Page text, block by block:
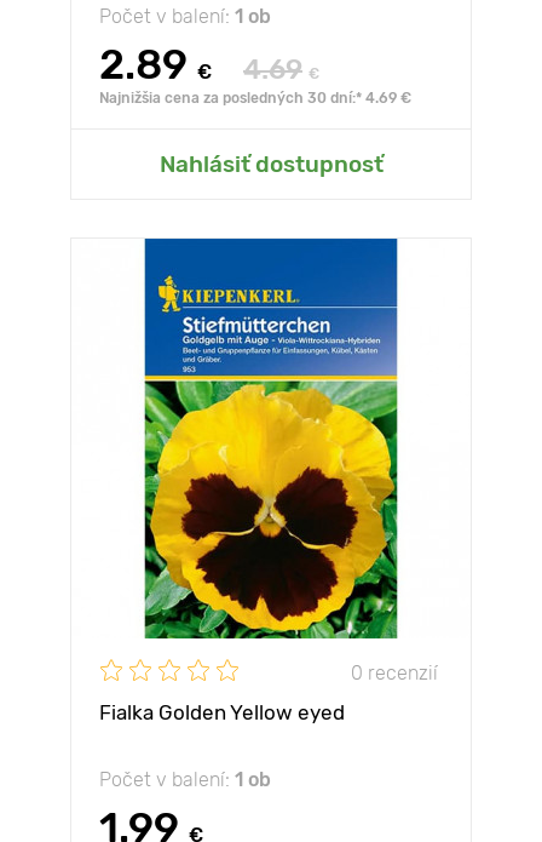
Počet v balení: 1 ob
2.89 € 4.69 €
Najnižšia cena za posledných 30 dní:* 4.69 €
Nahlásiť dostupnosť
0 recenzií
Fialka Golden Yellow eyed
Počet v balení: 1 ob
1.99 €